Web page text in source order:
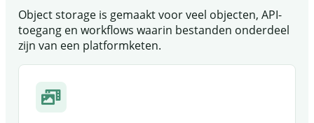
Object storage is gemaakt voor veel objecten, API-
toegang en workflows waarin bestanden onderdeel
zijn van een platformketen.